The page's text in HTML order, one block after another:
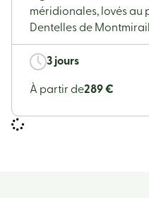
méridionales, lovés au
Dentelles de
3 jours
À partir de289 €